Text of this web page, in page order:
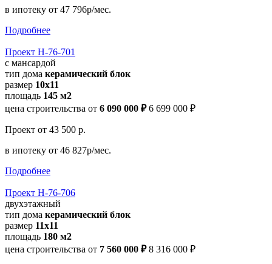
в ипотеку от 47 796р/мес.
Подробнее
Проект Н-76-701
с мансардой
тип дома керамический блок
размер 10x11
площадь 145 м2
цена строительства от 6 090 000 ₽ 6 699 000 ₽
Проект от 43 500 р.
в ипотеку от 46 827р/мес.
Подробнее
Проект Н-76-706
двухэтажный
тип дома керамический блок
размер 11x11
площадь 180 м2
цена строительства от 7 560 000 ₽ 8 316 000 ₽